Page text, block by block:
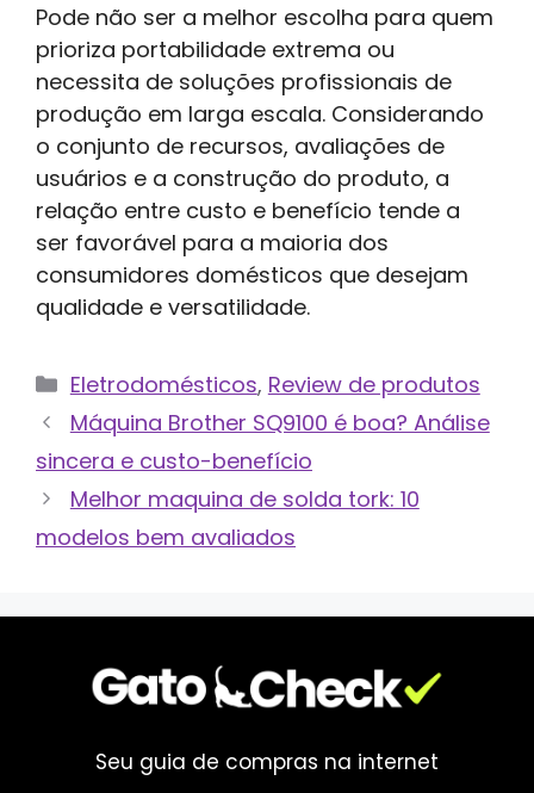
Pode não ser a melhor escolha para quem
prioriza portabilidade extrema ou
necessita de soluções profissionais de
produção em larga escala. Considerando
o conjunto de recursos, avaliações de
usuários e a construção do produto, a
relação entre custo e benefício tende a
ser favorável para a maioria dos
consumidores domésticos que desejam
qualidade e versatilidade.
Categorias
Eletrodomésticos, Review de produtos
Máquina Brother SQ9100 é boa? Análise
sincera e custo-benefício
Melhor maquina de solda tork: 10
modelos bem avaliados
Seu guia de compras na internet